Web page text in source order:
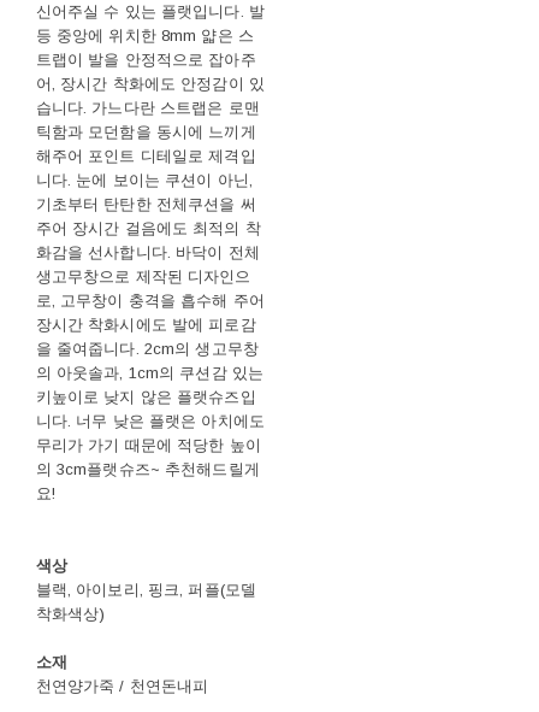
신어주실 수 있는 플랫입니다. 발
등 중앙에 위치한 8mm 얇은 스
트랩이 발을 안정적으로 잡아주
어, 장시간 착화에도 안정감이 있
습니다. 가느다란 스트랩은 로맨
틱함과 모던함을 동시에 느끼게
해주어 포인트 디테일로 제격입
니다. 눈에 보이는 쿠션이 아닌,
기초부터 탄탄한 전체쿠션을 써
주어 장시간 걸음에도 최적의 착
화감을 선사합니다. 바닥이 전체
생고무창으로 제작된 디자인으
로, 고무창이 충격을 흡수해 주어
장시간 착화시에도 발에 피로감
을 줄여줍니다. 2cm의 생고무창
의 아웃솔과, 1cm의 쿠션감 있는
키높이로 낮지 않은 플랫슈즈입
니다. 너무 낮은 플랫은 아치에도
무리가 가기 때문에 적당한 높이
의 3cm플랫슈즈~ 추천해드릴게
요!
색상
블랙, 아이보리, 핑크, 퍼플(모델
착화색상)
소재
천연양가죽 / 천연돈내피